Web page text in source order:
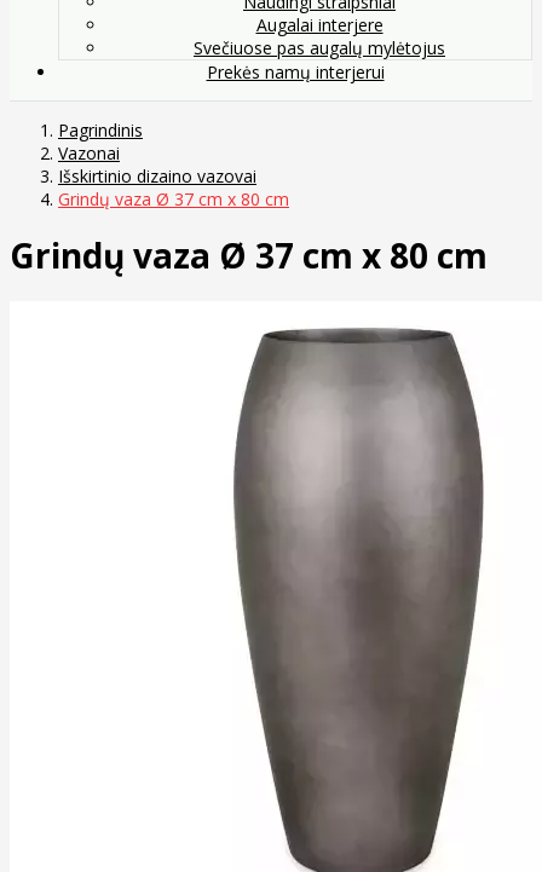
Augalai interjere
Svečiuose pas augalų mylėtojus
Prekės namų interjerui
Pagrindinis
Vazonai
Išskirtinio dizaino vazovai
Grindų vaza Ø 37 cm x 80 cm
Grindų vaza Ø 37 cm x 80 cm